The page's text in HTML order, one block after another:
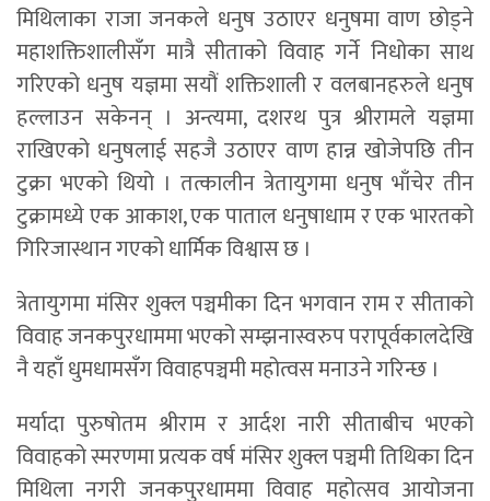
मिथिलाका राजा जनकले धनुष उठाएर धनुषमा वाण छोड्ने
महाशक्तिशालीसँग मात्रै सीताको विवाह गर्ने निधोका साथ
गरिएको धनुष यज्ञमा सयौं शक्तिशाली र वलबानहरुले धनुष
हल्लाउन सकेनन् । अन्त्यमा, दशरथ पुत्र श्रीरामले यज्ञमा
राखिएको धनुषलाई सहजै उठाएर वाण हान्न खोजेपछि तीन
टुक्रा भएको थियो । तत्कालीन त्रेतायुगमा धनुष भाँचेर तीन
टुक्रामध्ये एक आकाश, एक पाताल धनुषाधाम र एक भारतको
गिरिजास्थान गएको धार्मिक विश्वास छ ।
त्रेतायुगमा मंसिर शुक्ल पञ्चमीका दिन भगवान राम र सीताको
विवाह जनकपुरधाममा भएको सम्झनास्वरुप परापूर्वकालदेखि
नै यहाँ धुमधामसँग विवाहपञ्चमी महोत्वस मनाउने गरिन्छ ।
मर्यादा पुरुषोतम श्रीराम र आर्दश नारी सीताबीच भएको
विवाहको स्मरणमा प्रत्यक वर्ष मंसिर शुक्ल पञ्चमी तिथिका दिन
मिथिला नगरी जनकपुरधाममा विवाह महोत्सव आयोजना